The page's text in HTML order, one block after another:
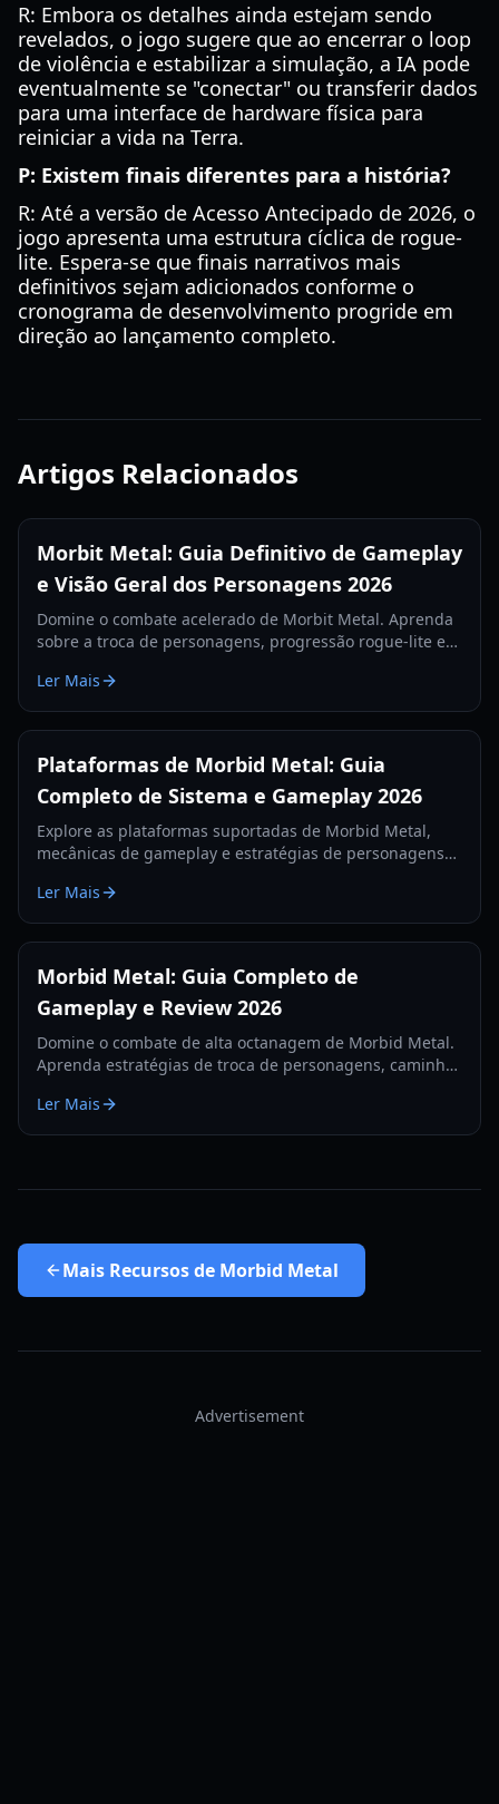
R: Embora os detalhes ainda estejam sendo
revelados, o jogo sugere que ao encerrar o loop
de violência e estabilizar a simulação, a IA pode
eventualmente se "conectar" ou transferir dados
para uma interface de hardware física para
reiniciar a vida na Terra.
P: Existem finais diferentes para a história?
R: Até a versão de Acesso Antecipado de 2026, o
jogo apresenta uma estrutura cíclica de rogue-
lite. Espera-se que finais narrativos mais
definitivos sejam adicionados conforme o
cronograma de desenvolvimento progride em
direção ao lançamento completo.
Artigos Relacionados
Morbit Metal: Guia Definitivo de Gameplay
e Visão Geral dos Personagens 2026
Domine o combate acelerado de Morbit Metal. Aprenda
sobre a troca de personagens, progressão rogue-lite e
Ler Mais
Plataformas de Morbid Metal: Guia
Completo de Sistema e Gameplay 2026
Explore as plataformas suportadas de Morbid Metal,
mecânicas de gameplay e estratégias de personagens
ficção científica.
Ler Mais
Morbid Metal: Guia Completo de
Gameplay e Review 2026
Domine o combate de alta octanagem de Morbid Metal.
Aprenda estratégias de troca de personagens, caminhos
mais difíceis da simulação.
Ler Mais
Mais Recursos de Morbid Metal
Advertisement